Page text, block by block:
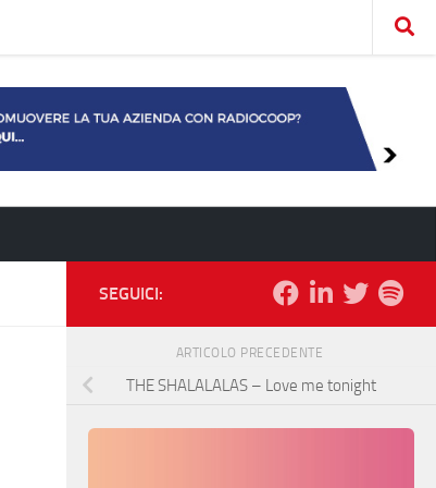
SEGUICI:
ARTICOLO PRECEDENTE
THE SHALALALAS – Love me tonight